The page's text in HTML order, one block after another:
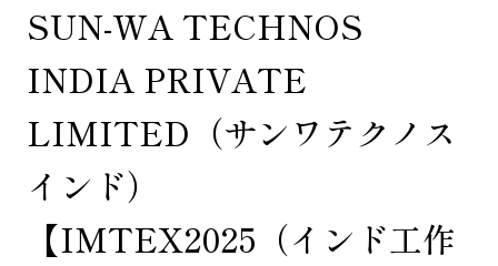
SUN-WA TECHNOS
INDIA PRIVATE
LIMITED（サンワテクノス
インド）
【IMTEX2025（インド工作